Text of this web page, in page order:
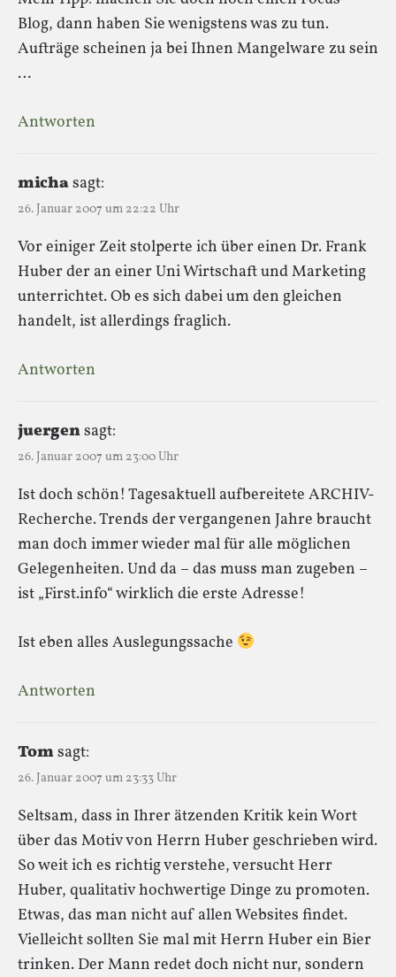
Blog, dann haben Sie wenigstens was zu tun.
Aufträge scheinen ja bei Ihnen Mangelware zu sein
…
Antworten
michasagt:
26. Januar 2007 um 22:22 Uhr
Vor einiger Zeit stolperte ich über einen Dr. Frank
Huber der an einer Uni Wirtschaft und Marketing
unterrichtet. Ob es sich dabei um den gleichen
handelt, ist allerdings fraglich.
Antworten
juergensagt:
26. Januar 2007 um 23:00 Uhr
Ist doch schön! Tagesaktuell aufbereitete ARCHIV-
Recherche. Trends der vergangenen Jahre braucht
man doch immer wieder mal für alle möglichen
Gelegenheiten. Und da – das muss man zugeben –
ist „First.info“ wirklich die erste Adresse!
Ist eben alles Auslegungssache
Antworten
Tomsagt:
26. Januar 2007 um 23:33 Uhr
Seltsam, dass in Ihrer ätzenden Kritik kein Wort
über das Motiv von Herrn Huber geschrieben wird.
So weit ich es richtig verstehe, versucht Herr
Huber, qualitativ hochwertige Dinge zu promoten.
Etwas, das man nicht auf allen Websites findet.
Vielleicht sollten Sie mal mit Herrn Huber ein Bier
trinken. Der Mann redet doch nicht nur, sondern